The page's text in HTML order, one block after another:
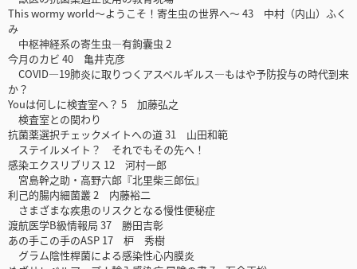
This wormy world〜ようこそ！寄生虫の世界へ〜 43 中村（内山）ふく
み
中枢神経系の寄生虫―有鉤囊虫 2
今月のカビ 40 亀井克彦
COVID—19肺炎に取りつくアスペルギルス―もはや予防投与の時代到来
か？
Youは何しに検査室へ？ 5 加藤弘之
検査室との関わり
抗菌薬選択チェックメイトへの道 31 山田和範
ステイルメイト？ それでもその先へ！
感染エクスリブリス 12 河村一郎
宮島幹之助・高野六郎『北里柴三郎伝』
利己的腸内細菌叢 2 内藤裕二
さまざまな疾患のリスクとなる慢性便秘症
渡航医学B級情報局 37 勝田吉彰
あの手この手のASP 17 枦 秀樹
グラム陰性桿菌による感染性心内膜炎